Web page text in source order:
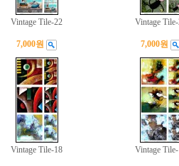
Vintage Tile-22
7,000원
Vintage
7,000원
Vintage Tile-18 Vintage